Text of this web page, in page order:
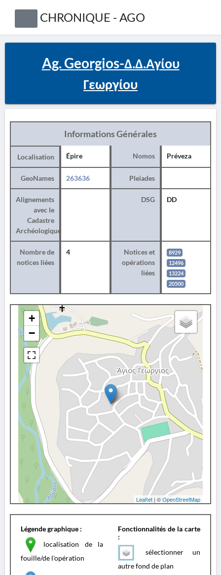
CHRONIQUE - AGO
Ag. Georgios-Δ.Δ.Αγίου
Γεωργίου
Informations Générales
Localisation Épire Nomos Préveza
GeoNames 263636 Pleiades
Alignements
avec le
Cadastre
Archéologique
DSG DD
Nombre de
notices liées
4
Notices et
opérations
liées
8929
12496
13224
20500
+
−
Leaflet | ©OpenStreetMap
Légende graphique :
localisation de la
fouille/de l'opération
Fonctionnalités de la carte
:
sélectionner un
autre fond de plan